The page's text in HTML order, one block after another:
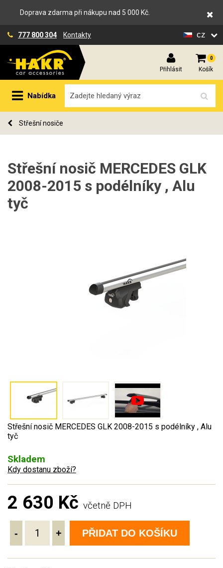
Doprava zdarma při nákupu nad 5 000 Kč.
777 800 304 Kontakty cz
Přihlásit
0
Košík
Nabídka
Střešní nosiče
Střešní nosič MERCEDES GLK
2008-2015 s podélníky , Alu
tyč
Střešní nosič MERCEDES GLK 2008-2015 s podélníky , Alu
tyč
Skladem
Kdy dostanu zboží?
2 630 Kč včetně DPH
- + PŘIDAT DO KOŠÍKU